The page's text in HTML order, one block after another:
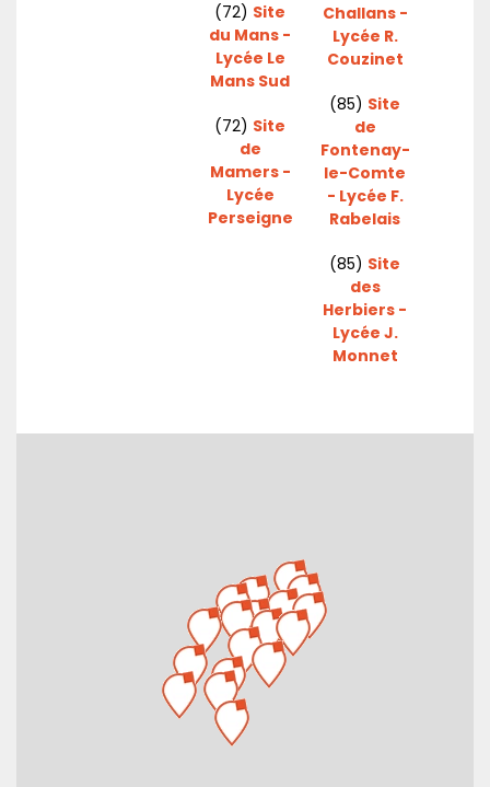
(72) Site
du Mans -
Lycée Le
Mans Sud
(72) Site
de
Mamers -
Lycée
Perseigne
Challans -
Lycée R.
Couzinet
(85) Site
de
Fontenay-
le-Comte
- Lycée F.
Rabelais
(85) Site
des
Herbiers -
Lycée J.
Monnet